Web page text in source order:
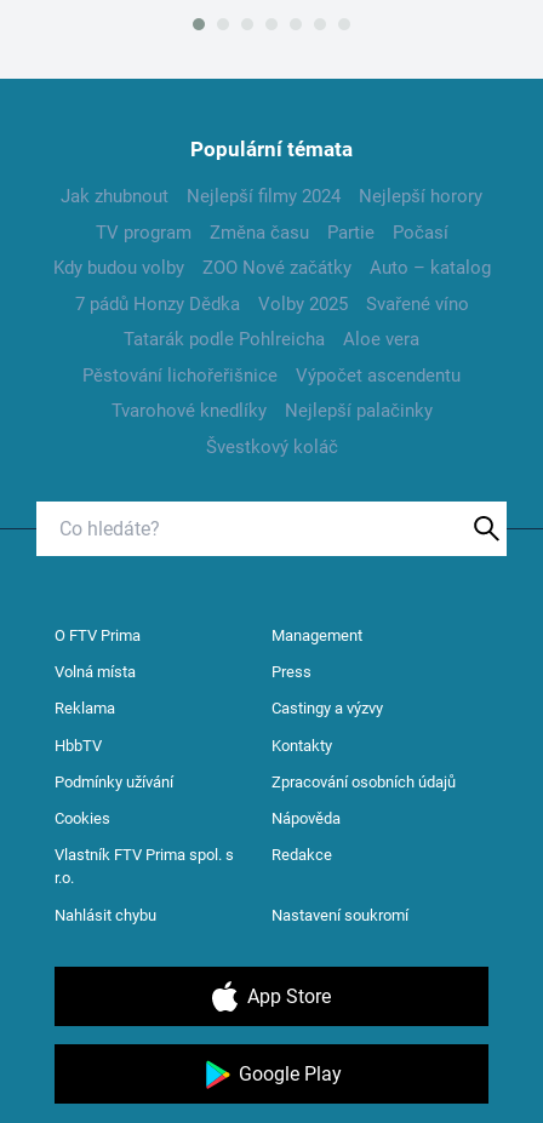
Populární témata
Jak zhubnout Nejlepší filmy 2024
Nejlepší horory
TV program
Změna času Partie
Počasí
Kdy budou volby
ZOO Nové začátky
Auto – katalog
7 pádů Honzy Dědka
Volby 2025
Svařené víno
Tatarák podle Pohlreicha
Aloe vera
Pěstování lichořeřišnice
Výpočet ascendentu
Tvarohové knedlíky
Nejlepší palačinky
Švestkový koláč
O FTV Prima Management
Volná místa Press
Reklama Castingy a výzvy
HbbTV Kontakty
Podmínky užívání Zpracování osobních údajů
Cookies Nápověda
Vlastník FTV Prima spol. s
r.o.
Redakce
Nahlásit chybu Nastavení soukromí
App Store
Google Play